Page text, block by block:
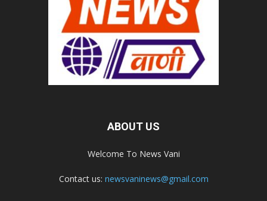
ABOUT US
Welcome To News Vani
Contact us: newsvaninews@gmail.com